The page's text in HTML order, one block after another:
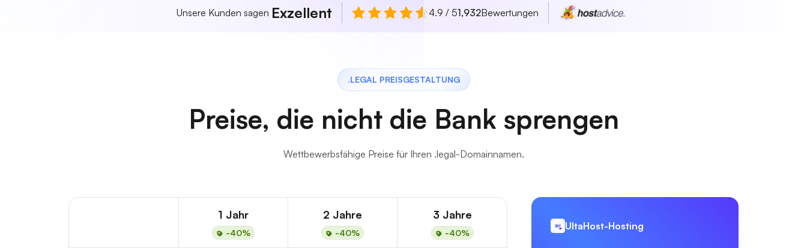
Unsere Kunden sagen Exzellent 4.9 / 51,932Bewertungen
.LEGAL PREISGESTALTUNG
Preise, die nicht die Bank sprengen
Wettbewerbsfähige Preise für Ihren .legal-Domainnamen.
1 Jahr
-40%
2 Jahre
-40%
3 Jahre
-40%
UltaHost-Hosting